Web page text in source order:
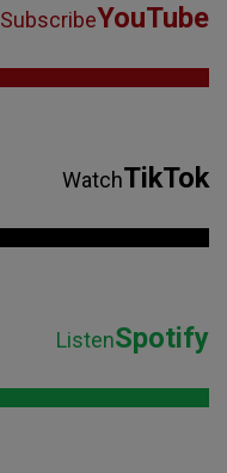
SubscribeYouTube
WatchTikTok
ListenSpotify